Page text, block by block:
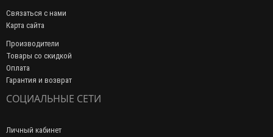
Связаться с нами
Карта сайта
Производители
Товары со скидкой
Оплата
Гарантия и возврат
СОЦИАЛЬНЫЕ СЕТИ
Личный кабинет